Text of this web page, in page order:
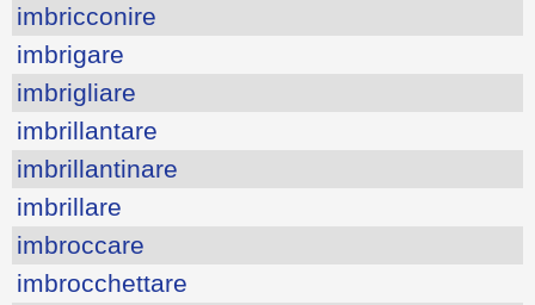
imbricconire
imbrigare
imbrigliare
imbrillantare
imbrillantinare
imbrillare
imbroccare
imbrocchettare